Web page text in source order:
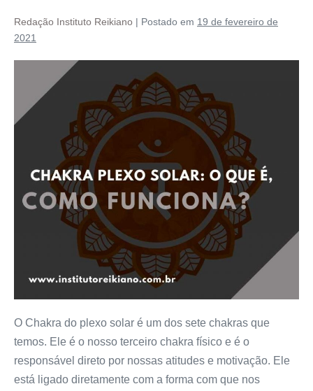
Redação Instituto Reikiano | Postado em 19 de fevereiro de
2021
O Chakra do plexo solar é um dos sete chakras que
temos. Ele é o nosso terceiro chakra físico e é o
responsável direto por nossas atitudes e motivação. Ele
está ligado diretamente com a forma com que nos